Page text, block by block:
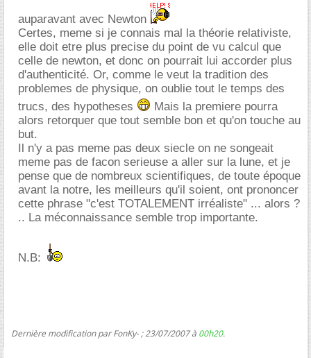
auparavant avec Newton
Certes, meme si je connais mal la théorie relativiste,
elle doit etre plus precise du point de vu calcul que
celle de newton, et donc on pourrait lui accorder plus
d'authenticité. Or, comme le veut la tradition des
problemes de physique, on oublie tout le temps des
trucs, des hypotheses
Mais la premiere pourra
alors retorquer que tout semble bon et qu'on touche au
but.
Il n'y a pas meme pas deux siecle on ne songeait
meme pas de facon serieuse a aller sur la lune, et je
pense que de nombreux scientifiques, de toute époque
avant la notre, les meilleurs qu'il soient, ont prononcer
cette phrase "c'est TOTALEMENT irréaliste" ... alors ?
.. La méconnaissance semble trop importante.
N.B:
Dernière modification par FonKy- ; 23/07/2007 à 00h20.